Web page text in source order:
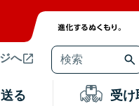
へ
送る 受